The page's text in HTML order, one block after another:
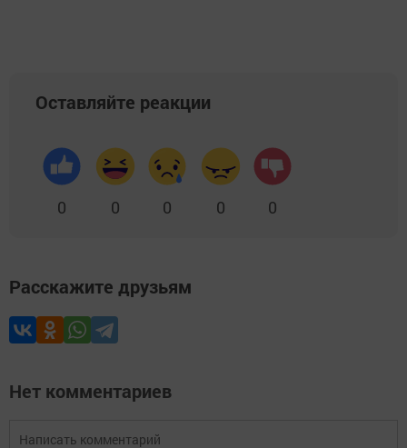
Оставляйте реакции
0 0 0 0 0
Расскажите друзьям
Нет комментариев